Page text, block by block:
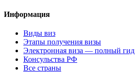
Информация
Виды виз
Этапы получения визы
Электронная виза — полный гид
Консульства РФ
Все страны